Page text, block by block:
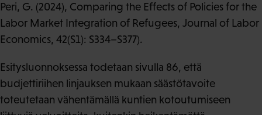
Peri, G. (2024), Comparing the Effects of Policies for the
Labor Market Integration of Refugees, Journal of Labor
Economics, 42(S1): S334–S377).
Esitysluonnoksessa todetaan sivulla 86, että
budjettiriihen linjauksen mukaan säästötavoite
toteutetaan vähentämällä kuntien kotoutumiseen